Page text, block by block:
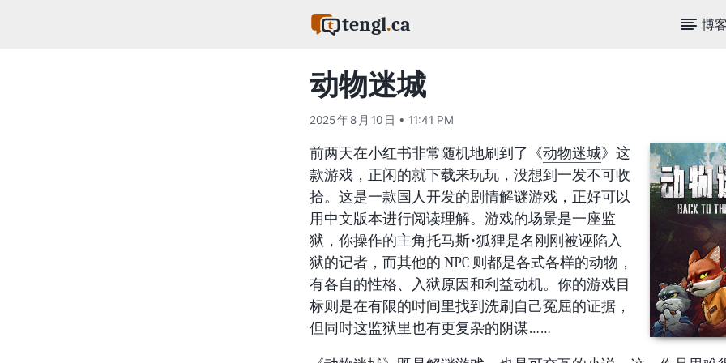
tengl.ca 博
动物迷城
2025 年 8 月 10 日 • 11:41 PM
前两天在小红书非常随机地刷到了《动物迷城》这
款游戏，正闲的就下载来玩玩，没想到一发不可收
拾。这是一款国人开发的剧情解谜游戏，正好可以
用中文版本进行阅读理解。游戏的场景是一座监
狱，你操作的主角托马斯•狐狸是名刚刚被诬陷入
狱的记者，而其他的 NPC 则都是各式各样的动物，
有各自的性格、入狱原因和利益动机。你的游戏目
标则是在有限的时间里找到洗刷自己冤屈的证据，
但同时这监狱里也有更复杂的阴谋……